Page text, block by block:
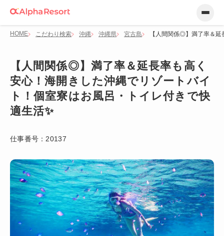
HOME こだわり検索 沖縄 沖縄県 宮古島 【人間関係◎】満了率＆
【人間関係◎】満了率＆延長率も高く
安心！海開きした沖縄でリゾートバイ
ト！個室寮はお風呂・トイレ付きで快
適生活✨
仕事番号： 20137